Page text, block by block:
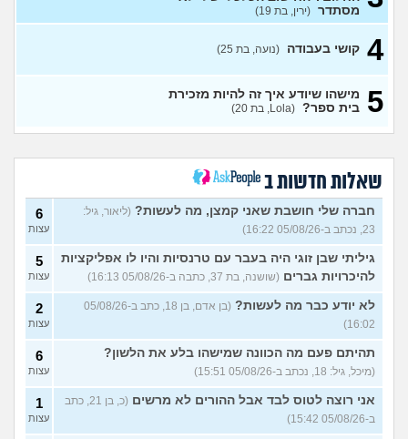
בת 26 מרגישה אבודה
26)
(מתעניינת, בת 25)
במה לעבוד? (אנונימי, בן 17)
שחוק עד דמעות מעבודה
זמנית: האם לחתום אבטלה
ולהשקיע בהייטק או למצוא
עבודה אחרת?
(סטודנט, בן 22)
3
עצות
איך מוצאים עבודה בעיר שלי?
(אסי, בן 38)
5
עצות
האם כדאי עגלות באמריקה/
קוסמטיקה?
(אנגל, בת 22)
3
עצות
מסיימת תואר במדמח ולא
יודעת לאן להמשיך מפה
בת 23)
3
עצות
מסתדר (ירין, בת 19)
4 קושי בעבודה (נועה, בת 25)
5
מישהו שיודע איך זה להיות מזכירת
בית ספר? (Lola, בת 20)
שאלות חדשות ב
חברה שלי חושבת שאני קמצן, מה לעשות? (ליאור, גיל:
23, נכתב ב-05/08/26 16:22)
6
עצות
גיליתי שבן זוגי היה בעבר עם טרנסיות והיו לו אפליקציות
להיכרויות גברים (שושנה, בת 37, כתבה ב-05/08/26 16:13)
5
עצות
לא יודע כבר מה לעשות?
(בן אדם, בן 18, כתב ב-05/08/26
16:02)
2
עצות
תהיתם פעם מה הכוונה שמישהו בלע את הלשון?
(מיכל, גיל: 18, נכתב ב-05/08/26 15:51)
6
עצות
אני רוצה לטוס לבד אבל ההורים לא מרשים
(כ, בן 21, כתב
ב-05/08/26 15:42)
1
עצות